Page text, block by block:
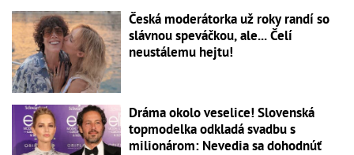
Česká moderátorka už roky randí so
slávnou speváčkou, ale... Čelí
neustálemu hejtu!
Dráma okolo veselice! Slovenská
topmodelka odkladá svadbu s
milionárom: Nevedia sa dohodnúť